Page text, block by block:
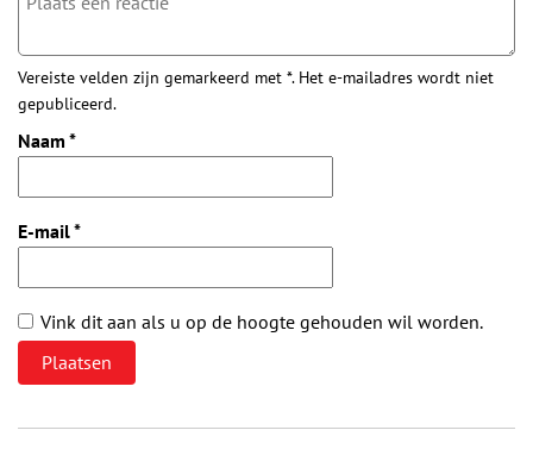
Vereiste velden zijn gemarkeerd met *. Het e-mailadres wordt niet
gepubliceerd.
Naam *
E-mail*
Vink dit aan als u op de hoogte gehouden wil worden.